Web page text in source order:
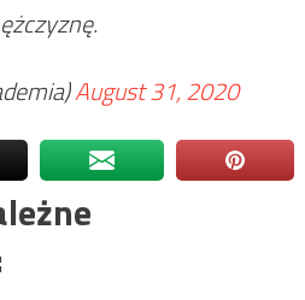
August 31, 2020